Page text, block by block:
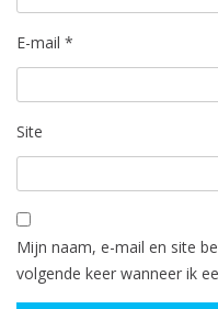
E-mail *
Site
Mijn naam, e-mail en site
volgende keer wanneer ik